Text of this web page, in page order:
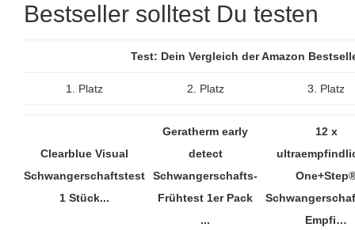
Bestseller solltest Du testen
Test: Dein Vergleich der Amazon
1. Platz 2. Platz 3. Platz
Clearblue Visual
Schwangerschaftstest
1 Stück...
Geratherm early
detect
Schwangerschafts-
Frühtest 1er Pack
...
12 x
Empfi…